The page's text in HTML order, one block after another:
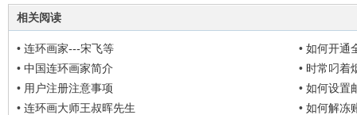
相关阅读
• 连环画家---宋飞等 • 如何开通
• 中国连环画家简介 • 时常叼着
• 用户注册注意事项 • 如何设置
• 连环画大师王叔晖先生 • 如何解冻